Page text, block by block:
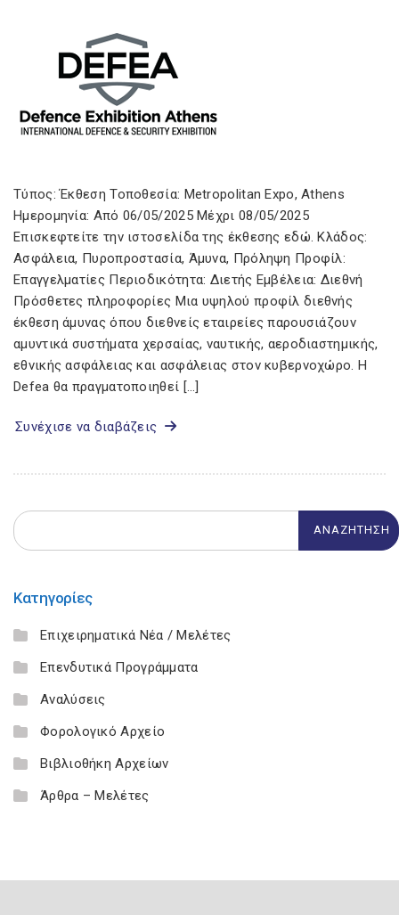
Τύπος: Έκθεση Τοποθεσία: Metropolitan Expo, Athens
Ημερομηνία: Από 06/05/2025 Μέχρι 08/05/2025
Επισκεφτείτε την ιστοσελίδα της έκθεσης εδώ. Κλάδος:
Ασφάλεια, Πυροπροστασία, Άμυνα, Πρόληψη Προφίλ:
Επαγγελματίες Περιοδικότητα: Διετής Εμβέλεια: Διεθνή
Πρόσθετες πληροφορίες Μια υψηλού προφίλ διεθνής
έκθεση άμυνας όπου διεθνείς εταιρείες παρουσιάζουν
αμυντικά συστήματα χερσαίας, ναυτικής, αεροδιαστημικής,
εθνικής ασφάλειας και ασφάλειας στον κυβερνοχώρο. Η
Defea θα πραγματοποιηθεί […]
Συνέχισε να διαβάζεις
Κατηγορίες
Επιχειρηματικά Νέα / Μελέτες
Επενδυτικά Προγράμματα
Αναλύσεις
Φορολογικό Αρχείο
Βιβλιοθήκη Αρχείων
Άρθρα – Μελέτες